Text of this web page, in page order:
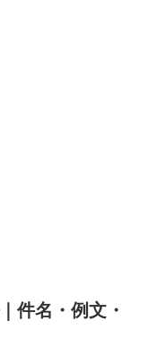
件名・例文・